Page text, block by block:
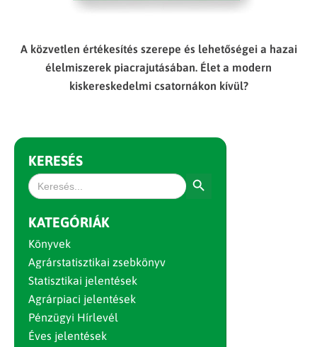
A közvetlen értékesítés szerepe és lehetőségei a hazai
élelmiszerek piacrajutásában. Élet a modern
kiskereskedelmi csatornákon kívül?
KERESÉS
Search
for:
KATEGÓRIÁK
Könyvek
Agrárstatisztikai zsebkönyv
Statisztikai jelentések
Agrárpiaci jelentések
Pénzügyi Hírlevél
Éves jelentések